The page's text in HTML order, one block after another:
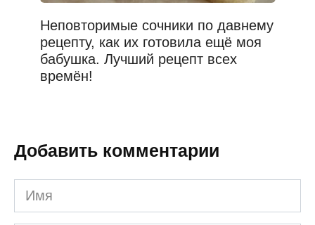
Неповторимые сочники по давнему
рецепту, как их готовила ещё моя
бабушка. Лучший рецепт всех
времён!
Добавить комментарии
Имя
*